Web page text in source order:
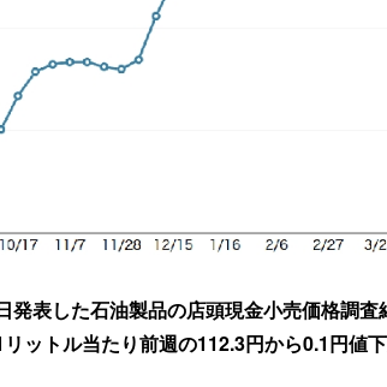
発表した石油製品の店頭現金小売価格調査
ットル当たり前週の112.3円から0.1円値